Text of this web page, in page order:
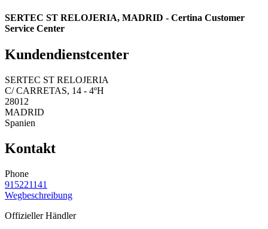
SERTEC ST RELOJERIA, MADRID - Certina Customer
Service Center
Kundendienstcenter
SERTEC ST RELOJERIA
C/ CARRETAS, 14 - 4ºH
28012
MADRID
Spanien
Kontakt
Phone
915221141
Wegbeschreibung
Offizieller Händler